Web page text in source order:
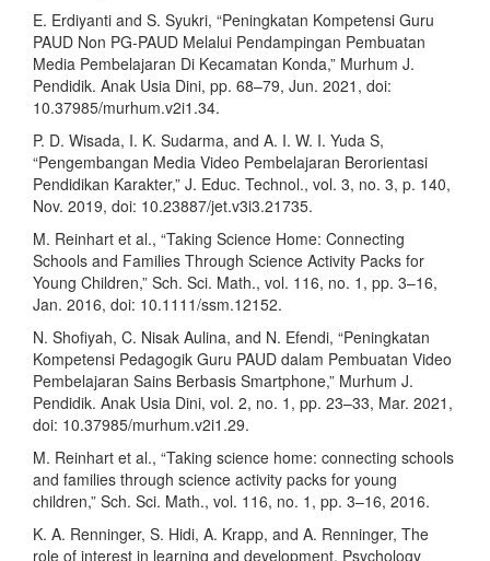
E. Erdiyanti and S. Syukri, “Peningkatan Kompetensi Guru
PAUD Non PG-PAUD Melalui Pendampingan Pembuatan
Media Pembelajaran Di Kecamatan Konda,” Murhum J.
Pendidik. Anak Usia Dini, pp. 68–79, Jun. 2021, doi:
10.37985/murhum.v2i1.34.
P. D. Wisada, I. K. Sudarma, and A. I. W. I. Yuda S,
“Pengembangan Media Video Pembelajaran Berorientasi
Pendidikan Karakter,” J. Educ. Technol., vol. 3, no. 3, p. 140,
Nov. 2019, doi: 10.23887/jet.v3i3.21735.
M. Reinhart et al., “Taking Science Home: Connecting
Schools and Families Through Science Activity Packs for
Young Children,” Sch. Sci. Math., vol. 116, no. 1, pp. 3–16,
Jan. 2016, doi: 10.1111/ssm.12152.
N. Shofiyah, C. Nisak Aulina, and N. Efendi, “Peningkatan
Kompetensi Pedagogik Guru PAUD dalam Pembuatan Video
Pembelajaran Sains Berbasis Smartphone,” Murhum J.
Pendidik. Anak Usia Dini, vol. 2, no. 1, pp. 23–33, Mar. 2021,
doi: 10.37985/murhum.v2i1.29.
M. Reinhart et al., “Taking science home: connecting schools
and families through science activity packs for young
children,” Sch. Sci. Math., vol. 116, no. 1, pp. 3–16, 2016.
K. A. Renninger, S. Hidi, A. Krapp, and A. Renninger, The
role of interest in learning and development. Psychology